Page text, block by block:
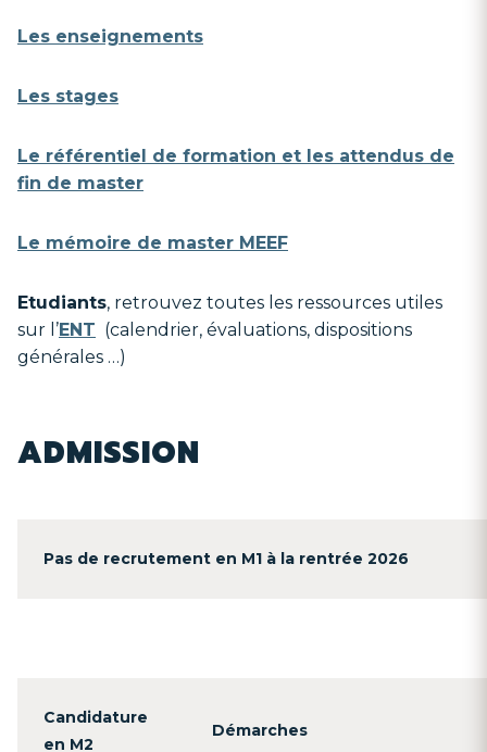
Les enseignements
Les stages
Le référentiel de formation et les attendus de
fin de master
Le mémoire de master MEEF
Etudiants, retrouvez toutes les ressources utiles
sur l’ENT (calendrier, évaluations, dispositions
générales …)
ADMISSION
Pas de recrutement en M1 à la rentrée 2026
Candidature
en M2
Démarches